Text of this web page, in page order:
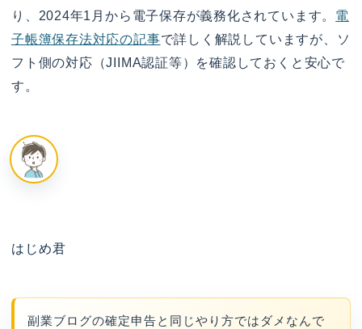
り、2024年1月から電子保存が義務化されています。 電
子帳簿保存法対応の記事で詳しく解説していますが、ソ
フト側の対応（JIIMA認証等）を確認しておくと安心で
す。
はじめ君
副業ブログの確定申告と同じやり方ではダメなんで